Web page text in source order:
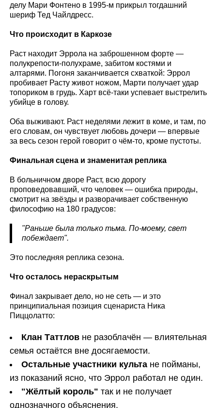
делу Мари Фонтено в 1995-м прикрыл тогдашний
шериф Тед Чайлдресс.
Что происходит в Каркозе
Раст находит Эррола на заброшенном форте —
полукрепости-полухраме, забитом костями и
алтарями. Погоня заканчивается схваткой: Эррол
пробивает Расту живот ножом, Марти получает удар
топориком в грудь. Харт всё-таки успевает выстрелить
убийце в голову.
Оба выживают. Раст неделями лежит в коме, и там, по
его словам, он чувствует любовь дочери — впервые
за весь сезон герой говорит о чём-то, кроме пустоты.
Финальная сцена и знаменитая реплика
В больничном дворе Раст, всю дорогу
проповедовавший, что человек — ошибка природы,
смотрит на звёзды и разворачивает собственную
философию на 180 градусов:
"Раньше была только тьма. По-моему, свет
побеждает".
Это последняя реплика сезона.
Что осталось нераскрытым
Финал закрывает дело, но не сеть — и это
принципиальная позиция сценариста Ника
Пиццолатто:
Клан Таттлов не разоблачён — влиятельная
семья остаётся вне досягаемости.
Остальные участники культа не пойманы,
из показаний ясно, что Эррол работал не один.
"Жёлтый король" так и не получает
однозначного объяснения.